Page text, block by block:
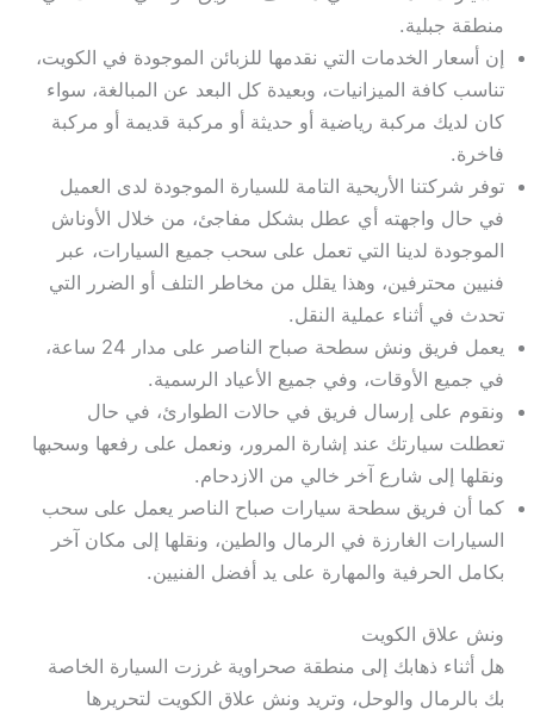
منطقة جبلية.
إن أسعار الخدمات التي نقدمها للزبائن الموجودة في الكويت،
تناسب كافة الميزانيات، وبعيدة كل البعد عن المبالغة، سواء
كان لديك مركبة رياضية أو حديثة أو مركبة قديمة أو مركبة
فاخرة.
توفر شركتنا الأريحية التامة للسيارة الموجودة لدى العميل
في حال واجهته أي عطل بشكل مفاجئ، من خلال الأوناش
الموجودة لدينا التي تعمل على سحب جميع السيارات، عبر
فنيين محترفين، وهذا يقلل من مخاطر التلف أو الضرر التي
تحدث في أثناء عملية النقل.
يعمل فريق ونش سطحة صباح الناصر على مدار 24 ساعة،
في جميع الأوقات، وفي جميع الأعياد الرسمية.
ونقوم على إرسال فريق في حالات الطوارئ، في حال
تعطلت سيارتك عند إشارة المرور، ونعمل على رفعها وسحبها
ونقلها إلى شارع آخر خالي من الازدحام.
كما أن فريق سطحة سيارات صباح الناصر يعمل على سحب
السيارات الغارزة في الرمال والطين، ونقلها إلى مكان آخر
بكامل الحرفية والمهارة على يد أفضل الفنيين.
ونش علاق الكويت
هل أثناء ذهابك إلى منطقة صحراوية غرزت السيارة الخاصة
بك بالرمال والوحل، وتريد ونش علاق الكويت لتحريرها